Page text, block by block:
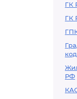
ГК
ГК
РФ